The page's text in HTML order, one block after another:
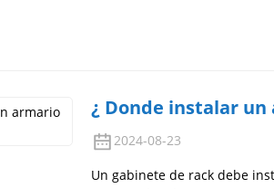
¿ Donde instalar un
2024-08-23
Un gabinete de rack debe